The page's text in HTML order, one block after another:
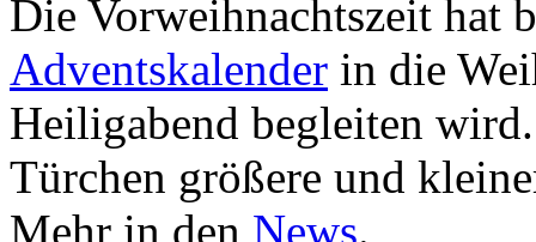
Die Vorweihnachtszeit hat
Adventskalender in die
Heiligabend begleiten
Türchen größere und
Mehr in den News.